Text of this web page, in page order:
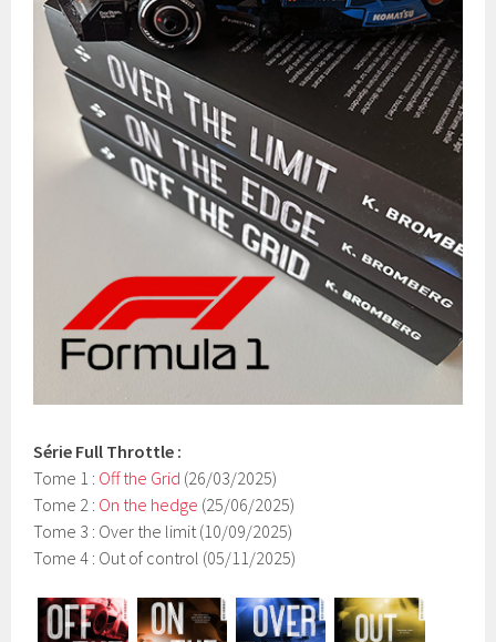
Série Full Throttle :
Tome 1 : Off the Grid (26/03/2025)
Tome 2 : On the hedge (25/06/2025)
Tome 3 : Over the limit (10/09/2025)
Tome 4 : Out of control (05/11/2025)